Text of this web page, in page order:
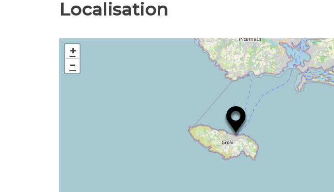
Localisation
+
−